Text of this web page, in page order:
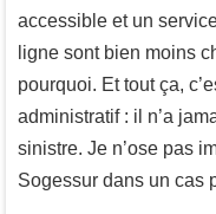
accessible et un
ligne sont bien moins
pourquoi. Et tout ça,
administratif : il n’a
sinistre. Je n’ose pas
Sogessur dans un cas